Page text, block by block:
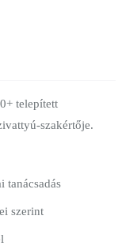
telepített
szakértője.
tanácsadás
szerint